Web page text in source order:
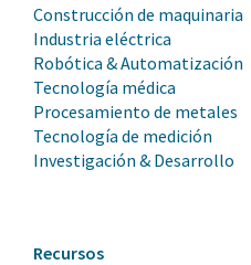
Construcción de maquinaria
Industria eléctrica
Robótica & Automatización
Tecnología médica
Procesamiento de metales
Tecnología de medición
Investigación & Desarrollo
Recursos